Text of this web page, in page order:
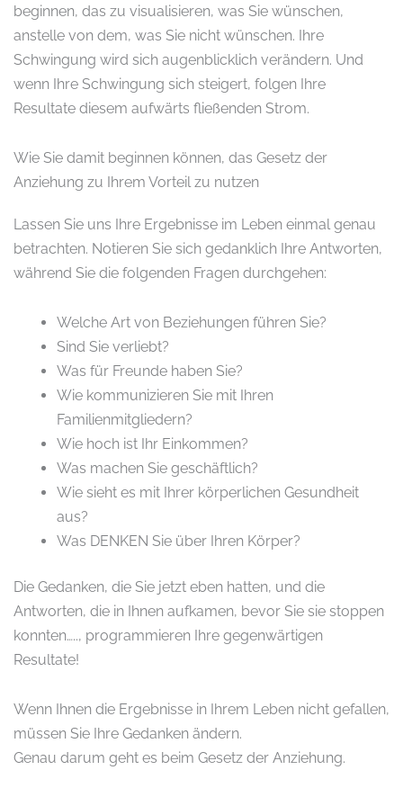
beginnen, das zu visualisieren, was Sie wünschen,
anstelle von dem, was Sie nicht wünschen. Ihre
Schwingung wird sich augenblicklich verändern. Und
wenn Ihre Schwingung sich steigert, folgen Ihre
Resultate diesem aufwärts fließenden Strom.
Wie Sie damit beginnen können, das Gesetz der
Anziehung zu Ihrem Vorteil zu nutzen
Lassen Sie uns Ihre Ergebnisse im Leben einmal genau
betrachten. Notieren Sie sich gedanklich Ihre Antworten,
während Sie die folgenden Fragen durchgehen:
Welche Art von Beziehungen führen Sie?
Sind Sie verliebt?
Was für Freunde haben Sie?
Wie kommunizieren Sie mit Ihren
Familienmitgliedern?
Wie hoch ist Ihr Einkommen?
Was machen Sie geschäftlich?
Wie sieht es mit Ihrer körperlichen Gesundheit
aus?
Was DENKEN Sie über Ihren Körper?
Die Gedanken, die Sie jetzt eben hatten, und die
Antworten, die in Ihnen aufkamen, bevor Sie sie stoppen
konnten….., programmieren Ihre gegenwärtigen
Resultate!
Wenn Ihnen die Ergebnisse in Ihrem Leben nicht gefallen,
müssen Sie Ihre Gedanken ändern.
Genau darum geht es beim Gesetz der Anziehung.